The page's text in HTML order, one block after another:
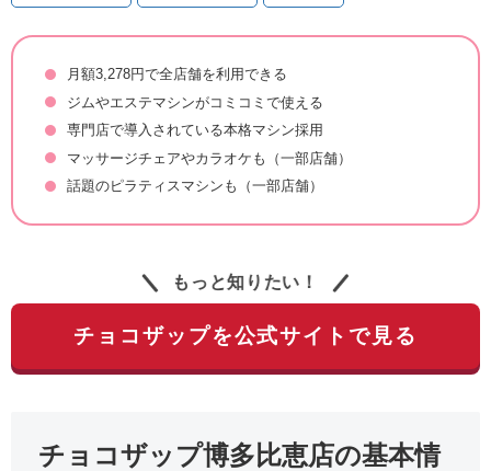
月額3,278円で全店舗を利用できる
ジムやエステマシンがコミコミで使える
専門店で導入されている本格マシン採用
マッサージチェアやカラオケも（一部店舗）
話題のピラティスマシンも（一部店舗）
もっと知りたい！
チョコザップを公式サイトで見る
チョコザップ博多比恵店の基本情